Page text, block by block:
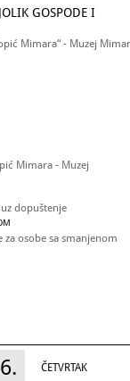
GOSPODE I
Mimara“ - Muzej
Mimara - Muzej
dopuštenje
osobe sa smanjenom
ČETVRTAK